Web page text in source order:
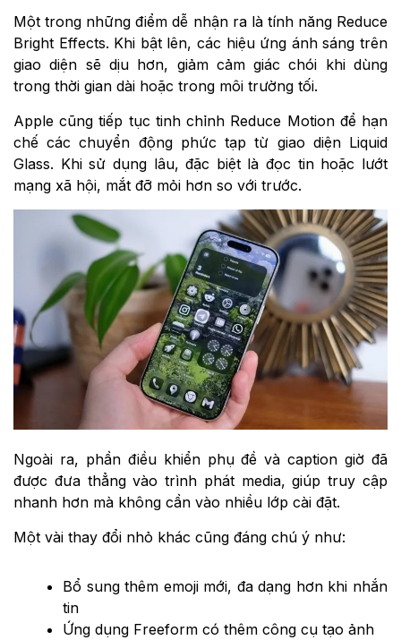
Một trong những điểm dễ nhận ra là tính năng Reduce
Bright Effects. Khi bật lên, các hiệu ứng ánh sáng trên
giao diện sẽ dịu hơn, giảm cảm giác chói khi dùng
trong thời gian dài hoặc trong môi trường tối.
Apple cũng tiếp tục tinh chỉnh Reduce Motion để hạn
chế các chuyển động phức tạp từ giao diện Liquid
Glass. Khi sử dụng lâu, đặc biệt là đọc tin hoặc lướt
mạng xã hội, mắt đỡ mỏi hơn so với trước.
Ngoài ra, phần điều khiển phụ đề và caption giờ đã
được đưa thẳng vào trình phát media, giúp truy cập
nhanh hơn mà không cần vào nhiều lớp cài đặt.
Một vài thay đổi nhỏ khác cũng đáng chú ý như:
Bổ sung thêm emoji mới, đa dạng hơn khi nhắn
tin
Ứng dụng Freeform có thêm công cụ tạo ảnh